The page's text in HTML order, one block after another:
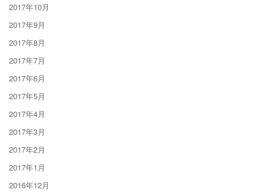
2017年10月
2017年9月
2017年8月
2017年7月
2017年6月
2017年5月
2017年4月
2017年3月
2017年2月
2017年1月
2016年12月